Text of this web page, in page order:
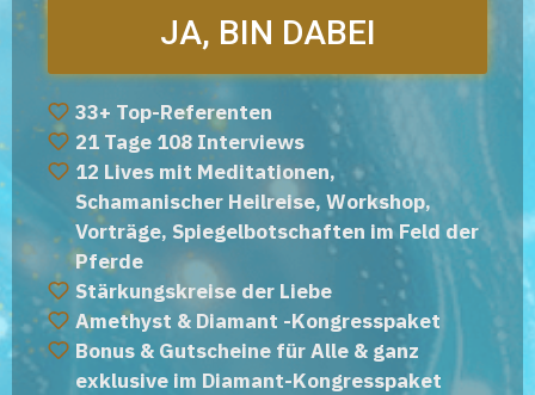
JA, BIN DABEI
33+ Top-Referenten
21 Tage 108 Interviews
12 Lives mit Meditationen,
Schamanischer Heilreise, Workshop,
Vorträge, Spiegelbotschaften im Feld der
Pferde
Stärkungskreise der Liebe
Amethyst & Diamant -Kongresspaket
Bonus & Gutscheine für Alle & ganz
exklusive im Diamant-Kongresspaket